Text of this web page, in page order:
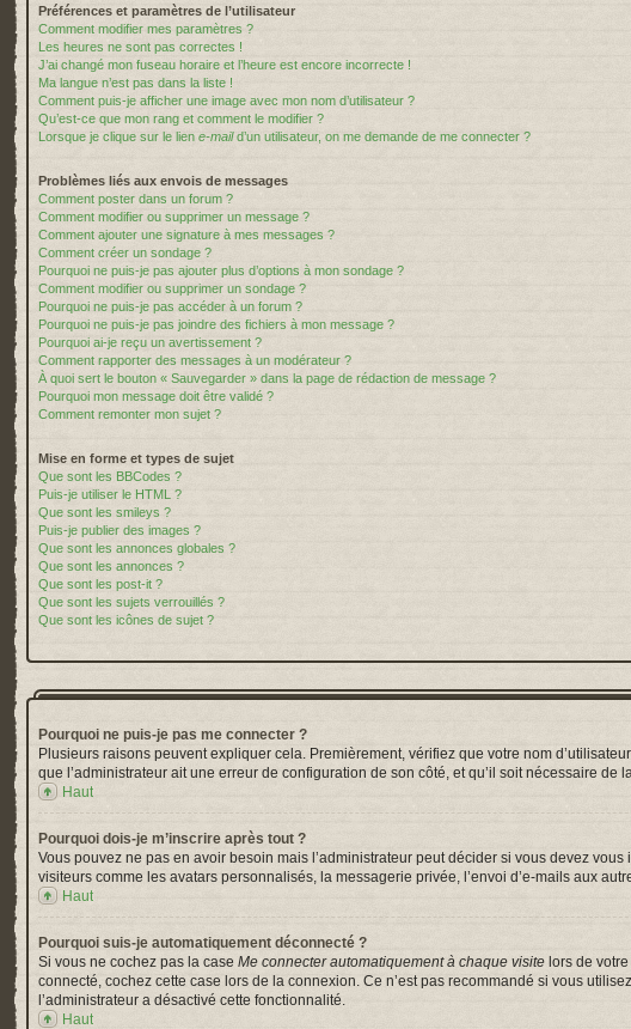
Préférences et paramètres de l’utilisateur
Comment modifier mes paramètres ?
Les heures ne sont pas correctes !
J’ai changé mon fuseau horaire et l’heure est encore incorrecte !
Ma langue n’est pas dans la liste !
Comment puis-je afficher une image avec mon nom d’utilisateur ?
Qu’est-ce que mon rang et comment le modifier ?
Lorsque je clique sur le lien e-maild’un utilisateur, on me demande de me connecter ?
Problèmes liés aux envois de messages
Comment poster dans un forum ?
Comment modifier ou supprimer un message ?
Comment ajouter une signature à mes messages ?
Comment créer un sondage ?
Pourquoi ne puis-je pas ajouter plus d’options à mon sondage ?
Comment modifier ou supprimer un sondage ?
Pourquoi ne puis-je pas accéder à un forum ?
Pourquoi ne puis-je pas joindre des fichiers à mon message ?
Pourquoi ai-je reçu un avertissement ?
Comment rapporter des messages à un modérateur ?
À quoi sert le bouton « Sauvegarder » dans la page de rédaction de message ?
Pourquoi mon message doit être validé ?
Comment remonter mon sujet ?
Mise en forme et types de sujet
Que sont les BBCodes ?
Puis-je utiliser le HTML ?
Que sont les smileys ?
Puis-je publier des images ?
Que sont les annonces globales ?
Que sont les annonces ?
Que sont les post-it ?
Que sont les sujets verrouillés ?
Que sont les icônes de sujet ?
Pourquoi ne puis-je pas me connecter ?
Plusieurs raisons peuvent expliquer cela. Premièrement, vérifiez que votre nom
que l’administrateur ait une erreur de configuration de son côté, et qu’il soit nécessaire de
Haut
Pourquoi dois-je m’inscrire après tout ?
Vous pouvez ne pas en avoir besoin mais l’administrateur peut décider si vous devez
visiteurs comme les avatars personnalisés, la messagerie privée, l’envoi d’e-mails aux
Haut
Pourquoi suis-je automatiquement déconnecté ?
Si vous ne cochez pas la case Me connecter automatiquement à chaque visite lors de
connecté, cochez cette case lors de la connexion. Ce n’est pas recommandé si vous
l’administrateur a désactivé cette fonctionnalité.
Haut